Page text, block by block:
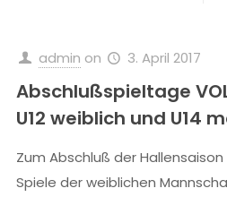
admin on 3. April 2017
Abschlußspieltage
U12 weiblich und U14
Zum Abschluß der
Spiele der weiblichen